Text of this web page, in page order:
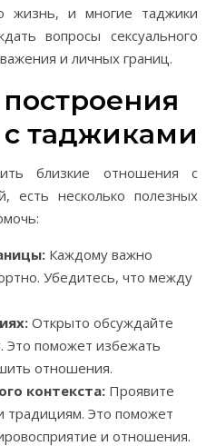
жизнь, и многие таджики
вопросы сексуального
и личных границ.
таджиками
близкие отношения с
есть несколько полезных
Каждому важно
Убедитесь, что между
Открыто обсуждайте
Это поможет избежать
отношения.
контекста: Проявите
традициям. Это поможет
и отношения.